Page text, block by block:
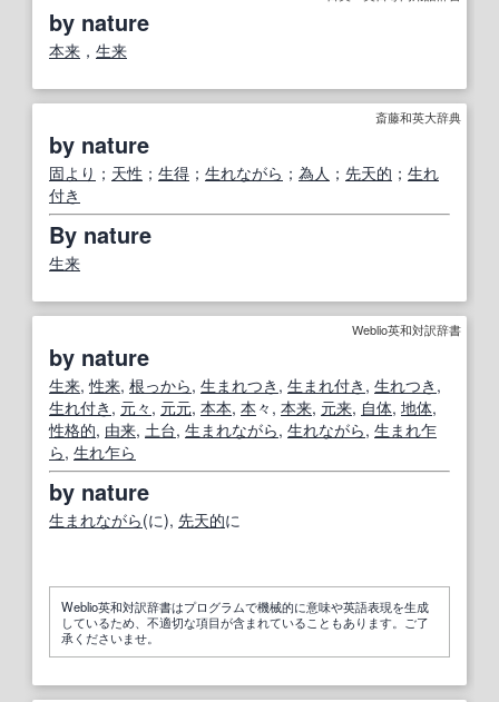
by nature
本来 ， 生来
斎藤和英大辞典
by nature
固より ； 天性 ； 生得 ； 生れながら ； 為人 ； 先天的 ； 生れ
付き
By nature
生来
Weblio英和対訳辞書
by nature
生来,性来, 根っから, 生まれつき , 生まれ付き , 生れつき ,
生れ付き , 元々 , 元元, 本本, 本 々, 本来, 元来, 自体, 地体,
性格的, 由来, 土台, 生まれながら, 生れながら, 生まれ乍
ら, 生れ乍ら
by nature
生まれながら(に), 先天的に
Weblio英和対訳辞書はプログラムで機械的に意味や英語表現を生成
しているため、不適切な項目が含まれていることもあります。ご了
承くださいませ。